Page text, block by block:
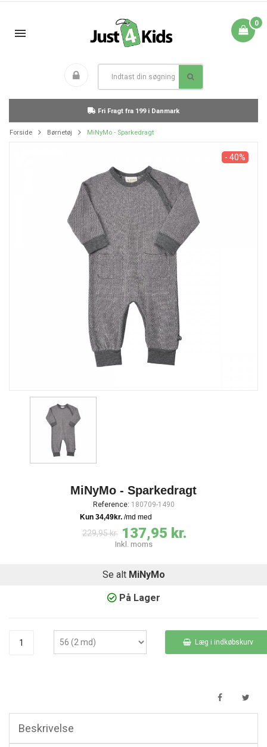
0
Fri Fragt fra 199 i Danmark
Forside Børnetøj MiNyMo - Sparkedragt
- 40%
MiNyMo - Sparkedragt
Reference: 180709-1490
229,95 kr. 137,95 kr.
Inkl. moms
Se alt MiNyMo
På Lager
Læg i indkøbskurv
Beskrivelse